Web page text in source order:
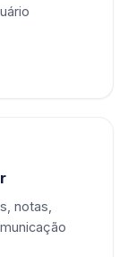
notas,